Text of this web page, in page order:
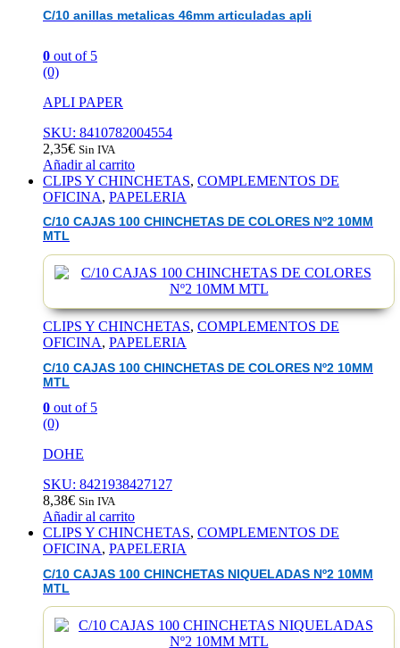
C/10 anillas metalicas 46mm articuladas apli
0 out of 5
(0)
APLI PAPER
SKU: 8410782004554
2,35€ Sin IVA
Añadir al carrito
CLIPS Y CHINCHETAS, COMPLEMENTOS DE
OFICINA, PAPELERIA
C/10 CAJAS 100 CHINCHETAS DE COLORES Nº2 10MM
MTL
CLIPS Y CHINCHETAS, COMPLEMENTOS DE
OFICINA, PAPELERIA
C/10 CAJAS 100 CHINCHETAS DE COLORES Nº2 10MM
MTL
0 out of 5
(0)
DOHE
SKU: 8421938427127
8,38€ Sin IVA
Añadir al carrito
CLIPS Y CHINCHETAS, COMPLEMENTOS DE
OFICINA, PAPELERIA
C/10 CAJAS 100 CHINCHETAS NIQUELADAS Nº2 10MM
MTL